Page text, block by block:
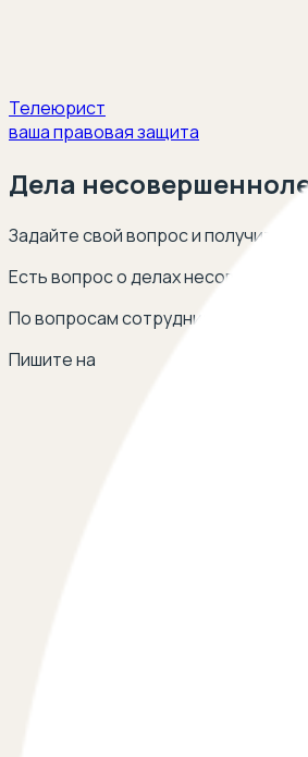
Телеюрист
ваша правовая защита
Дела
Задайте свой вопрос и получите
Есть вопрос о делах
По вопросам сотрудничества
Пишите на